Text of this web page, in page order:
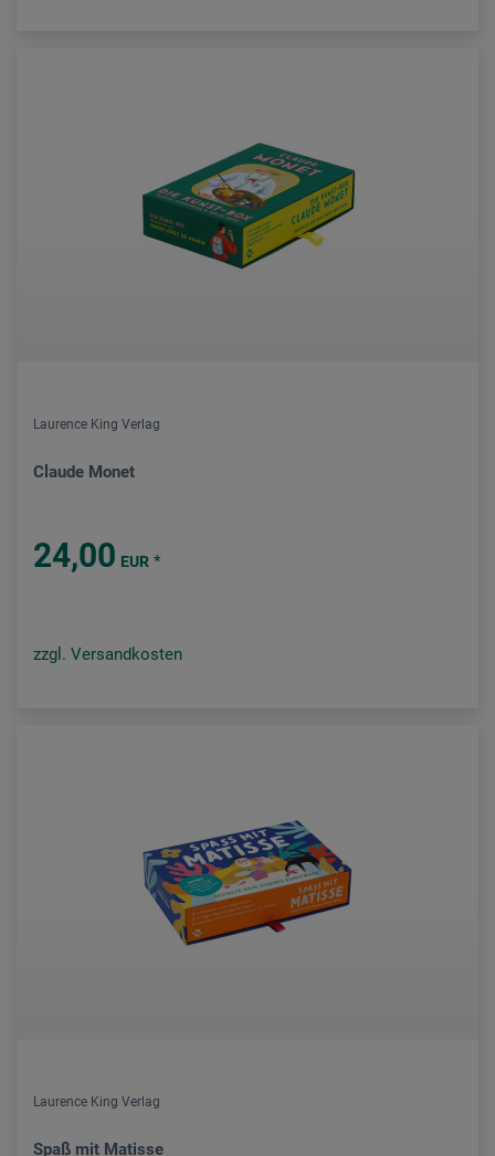
Laurence King Verlag
Claude Monet
24,00 EUR *
zzgl. Versandkosten
Laurence King Verlag
Spaß mit Matisse